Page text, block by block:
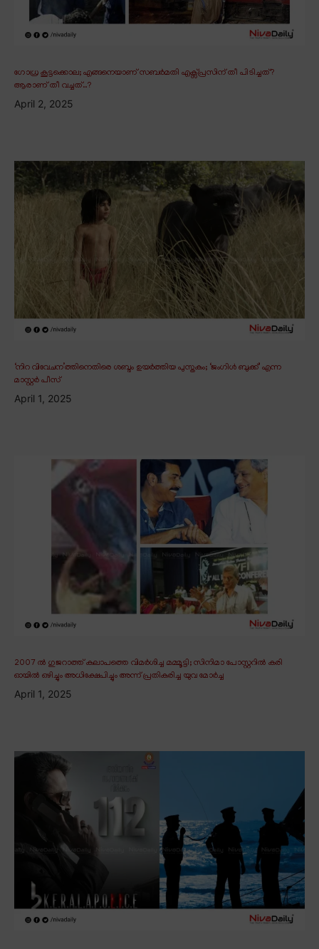
ഗോധ്ര കൂട്ടക്കൊല; എങ്ങനെയാണ് സബർമതി എക്സ്പ്രസിന് തീ പിടിച്ചത്?
ആരാണ് തീ വച്ചത്..?
April 2, 2025
‘നിറ വിവേചന’ത്തിനെതിരെ ശബ്ദം ഉയർത്തിയ പുസ്തകം; ‘ജംഗിൾ ബുക്ക്’ എന്ന
മാസ്റ്റർ പീസ്
April 1, 2025
2007 ൽ ഗുജറാത്ത് കലാപത്തെ വിമർശിച്ച മമ്മൂട്ടി; സിനിമാ പോസ്റ്ററിൽ കരി
ഓയിൽ ഒഴിച്ചും അധിക്ഷേപിച്ചും അന്ന് പ്രതികരിച്ച യുവ മോർച്ച
April 1, 2025